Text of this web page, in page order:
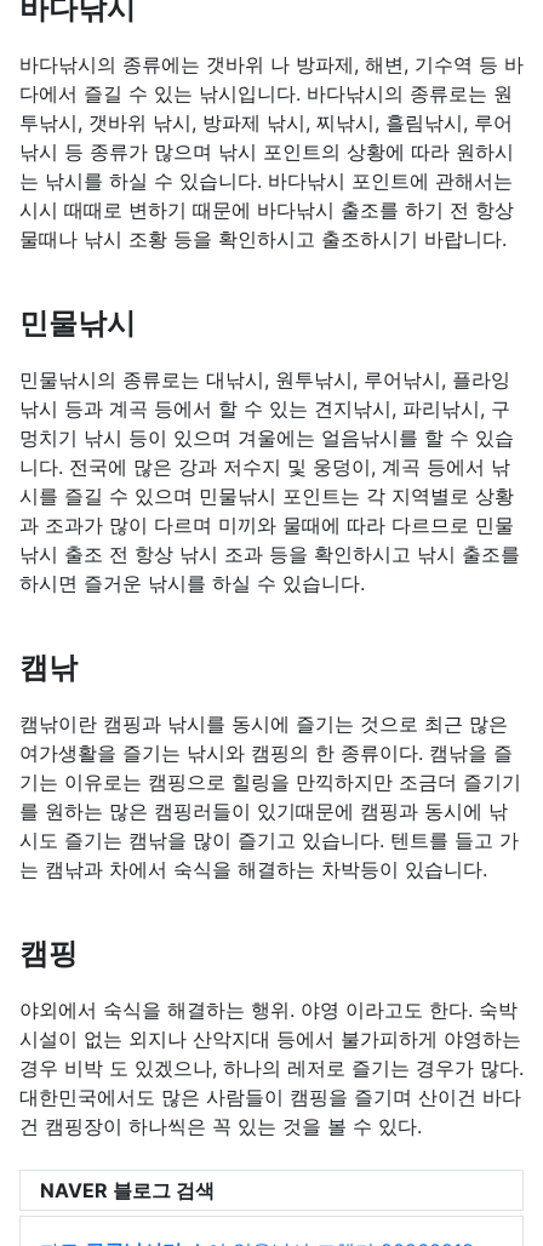
바다낚시
바다낚시의 종류에는 갯바위 나 방파제, 해변, 기수역 등 바
다에서 즐길 수 있는 낚시입니다. 바다낚시의 종류로는 원
투낚시, 갯바위 낚시, 방파제 낚시, 찌낚시, 흘림낚시, 루어
낚시 등 종류가 많으며 낚시 포인트의 상황에 따라 원하시
는 낚시를 하실 수 있습니다. 바다낚시 포인트에 관해서는
시시 때때로 변하기 때문에 바다낚시 출조를 하기 전 항상
물때나 낚시 조황 등을 확인하시고 출조하시기 바랍니다.
민물낚시
민물낚시의 종류로는 대낚시, 원투낚시, 루어낚시, 플라잉
낚시 등과 계곡 등에서 할 수 있는 견지낚시, 파리낚시, 구
멍치기 낚시 등이 있으며 겨울에는 얼음낚시를 할 수 있습
니다. 전국에 많은 강과 저수지 및 웅덩이, 계곡 등에서 낚
시를 즐길 수 있으며 민물낚시 포인트는 각 지역별로 상황
과 조과가 많이 다르며 미끼와 물때에 따라 다르므로 민물
낚시 출조 전 항상 낚시 조과 등을 확인하시고 낚시 출조를
하시면 즐거운 낚시를 하실 수 있습니다.
캠낚
캠낚이란 캠핑과 낚시를 동시에 즐기는 것으로 최근 많은
여가생활을 즐기는 낚시와 캠핑의 한 종류이다. 캠낚을 즐
기는 이유로는 캠핑으로 힐링을 만끽하지만 조금더 즐기기
를 원하는 많은 캠핑러들이 있기때문에 캠핑과 동시에 낚
시도 즐기는 캠낚을 많이 즐기고 있습니다. 텐트를 들고 가
는 캠낚과 차에서 숙식을 해결하는 차박등이 있습니다.
캠핑
야외에서 숙식을 해결하는 행위. 야영 이라고도 한다. 숙박
시설이 없는 외지나 산악지대 등에서 불가피하게 야영하는
경우 비박 도 있겠으나, 하나의 레저로 즐기는 경우가 많다.
대한민국에서도 많은 사람들이 캠핑을 즐기며 산이건 바다
건 캠핑장이 하나씩은 꼭 있는 것을 볼 수 있다.
NAVER 블로그 검색